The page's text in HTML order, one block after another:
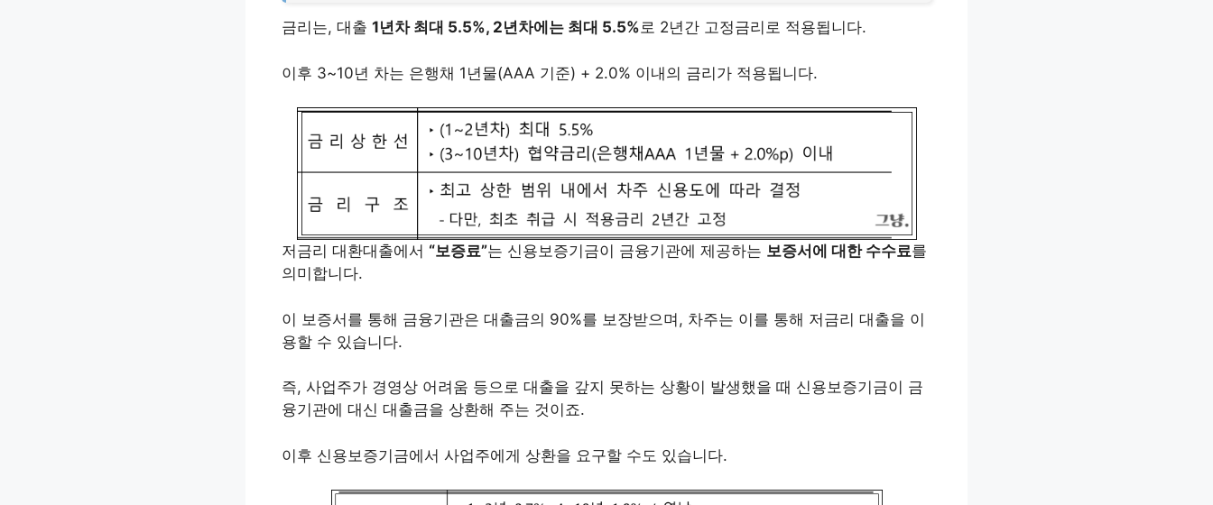
금리는, 대출 1년차 최대 5.5%, 2년차에는 최대 5.5%로 2년간 고정금리로 적용됩니다.
이후 3~10년 차는 은행채 1년물(AAA 기준) + 2.0% 이내의 금리가 적용됩니다.
저금리 대환대출에서 “보증료”는 신용보증기금이 금융기관에 제공하는 보증서에 대한 수수료를
의미합니다.
이 보증서를 통해 금융기관은 대출금의 90%를 보장받으며, 차주는 이를 통해 저금리 대출을 이
용할 수 있습니다.
즉, 사업주가 경영상 어려움 등으로 대출을 갚지 못하는 상황이 발생했을 때 신용보증기금이 금
융기관에 대신 대출금을 상환해 주는 것이죠.
이후 신용보증기금에서 사업주에게 상환을 요구할 수도 있습니다.